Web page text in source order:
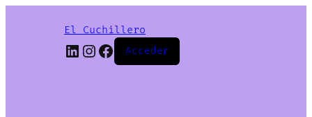
El Cuchillero
LinkedIn
Instagram
Facebook
Acceder